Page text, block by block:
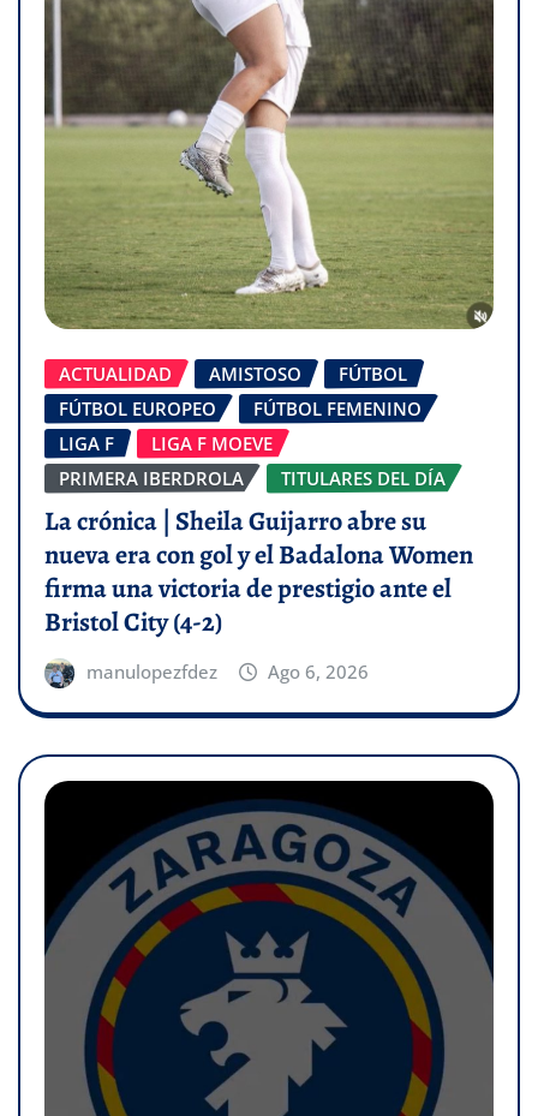
ACTUALIDAD AMISTOSO
FÚTBOL
FÚTBOL EUROPEO
FÚTBOL FEMENINO
LIGA F
LIGA F MOEVE
PRIMERA IBERDROLA
TITULARES DEL DÍA
La crónica | Sheila Guijarro abre su
nueva era con gol y el Badalona Women
firma una victoria de prestigio ante el
Bristol City (4-2)
manulopezfdez Ago 6, 2026